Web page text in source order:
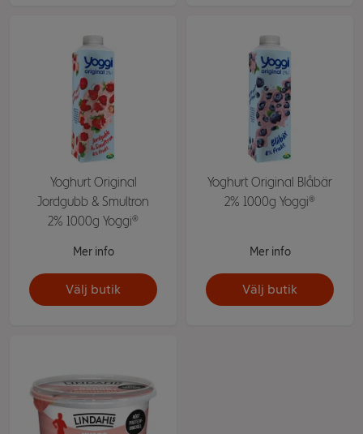
Yoghurt Original
Jordgubb & Smultron
2% 1000g Yoggi®
Mer info
Välj butik
Yoghurt Original Blåbär
2% 1000g Yoggi®
Mer info
Välj butik